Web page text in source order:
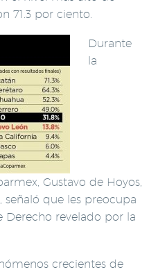
71.3 por ciento.
Durante
la
Gustavo de Hoyos,
que les preocupa
Derecho revelado por la
crecientes de